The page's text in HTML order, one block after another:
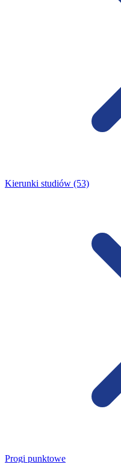
Kierunki studiów (53)
Progi punktowe